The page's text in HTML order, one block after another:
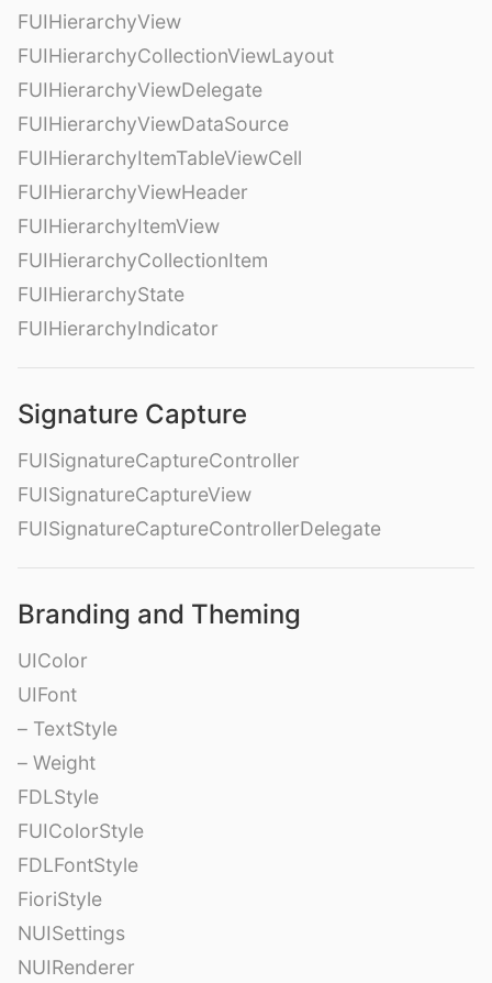
FUIHierarchyView
FUIHierarchyCollectionViewLayout
FUIHierarchyViewDelegate
FUIHierarchyViewDataSource
FUIHierarchyItemTableViewCell
FUIHierarchyViewHeader
FUIHierarchyItemView
FUIHierarchyCollectionItem
FUIHierarchyState
FUIHierarchyIndicator
Signature Capture
FUISignatureCaptureController
FUISignatureCaptureView
FUISignatureCaptureControllerDelegate
Branding and Theming
UIColor
UIFont
– TextStyle
– Weight
FDLStyle
FUIColorStyle
FDLFontStyle
FioriStyle
NUISettings
NUIRenderer